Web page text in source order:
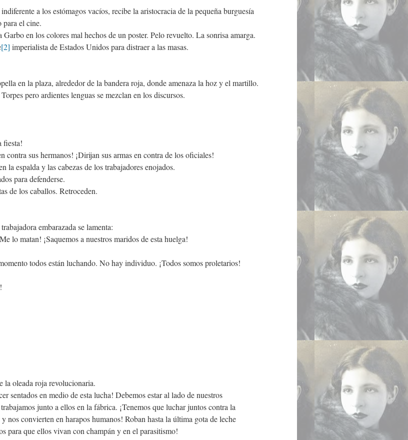
a los estómagos vacíos, recibe la aristocracia de la pequeña burguesía
para el cine.
en los colores mal hechos de un poster. Pelo revuelto. La sonrisa amarga.
[2] imperialista de Estados Unidos para distraer a las masas.
en la plaza, alrededor de la bandera roja, donde amenaza la hoz y el martillo.
pero ardientes lenguas se mezclan en los discursos.
fiesta!
contra sus hermanos! ¡Dirijan sus armas en contra de los oficiales!
la espalda y las cabezas de los trabajadores enojados.
para defenderse.
de los caballos. Retroceden.
embarazada se lamenta:
lo matan! ¡Saquemos a nuestros maridos de esta huelga!
todos están luchando. No hay individuo. ¡Todos somos proletarios!
la oleada roja revolucionaria.
sentados en medio de esta lucha! Debemos estar al lado de nuestros
junto a ellos en la fábrica. ¡Tenemos que luchar juntos contra la
nos convierten en harapos humanos! Roban hasta la última gota de leche
para que ellos vivan con champán y en el parasitismo!